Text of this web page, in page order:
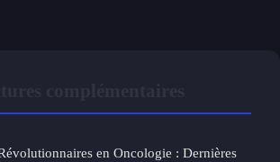
en Oncologie : Dernières